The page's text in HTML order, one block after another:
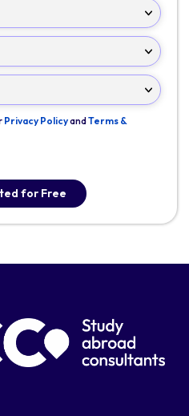
Privacy PolicyandTerms &
for Free